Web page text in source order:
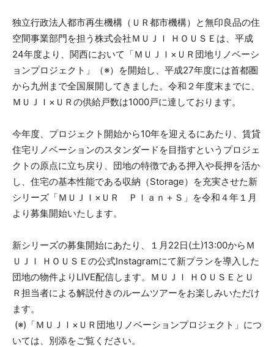
独立行政法人都市再生機構（ＵＲ都市機構）と無印良品の住
空間事業部門を担う株式会社ＭＵＪＩ ＨＯＵＳＥは、平成
24年度より、関西において「ＭＵＪＩ×ＵＲ団地リノベーシ
ョンプロジェクト」（※）を開始し、平成27年度には首都圏
から九州まで全国展開してきました。令和２年度末までに、
ＭＵＪＩ×ＵＲの供給戸数は1000戸に達しております。
今年度、プロジェクト開始から10年を迎えるにあたり、賃貸
住宅リノベーションのスタンダードを目指すというプロジェ
クトの原点に立ち戻り、団地の特徴である押入や長押を活か
し、住宅の基本性能である収納（Storage）を充実させた新
シリーズ「ＭＵＪＩ×ＵＲ Ｐｌａｎ＋Ｓ」を令和４年１月
より募集開始いたします。
新シリーズの募集開始にあたり、１月22日(土)13:00からＭ
ＵＪＩ ＨＯＵＳＥの公式Instagramにて新プランを導入した
団地の物件よりLIVE配信します。ＭＵＪＩ ＨＯＵＳＥとＵ
Ｒ担当者による解説付きのルームツアーをお楽しみいただけ
ます。
(※)「ＭＵＪＩ×ＵＲ団地リノベーションプロジェクト」につ
いては、別添をご覧ください。